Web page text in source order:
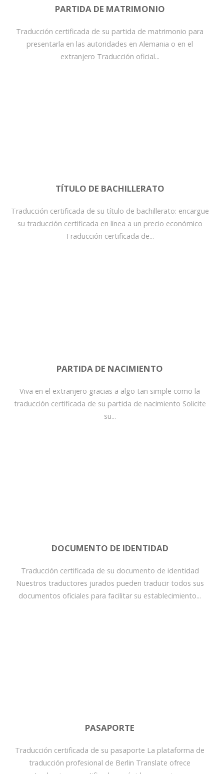
PARTIDA DE MATRIMONIO
Traducción certificada de su partida de matrimonio para
presentarla en las autoridades en Alemania o en el
extranjero Traducción oficial...
TÍTULO DE BACHILLERATO
Traducción certificada de su título de bachillerato: encargue
su traducción certificada en línea a un precio económico
Traducción certificada de...
PARTIDA DE NACIMIENTO
Viva en el extranjero gracias a algo tan simple como la
traducción certificada de su partida de nacimiento Solicite
su...
DOCUMENTO DE IDENTIDAD
Traducción certificada de su documento de identidad
Nuestros traductores jurados pueden traducir todos sus
documentos oficiales para facilitar su establecimiento...
PASAPORTE
Traducción certificada de su pasaporte La plataforma de
traducción profesional de Berlin Translate ofrece